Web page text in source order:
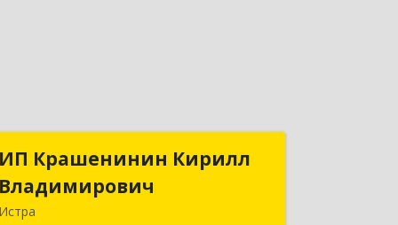
ИП Крашенинин Кирилл
Владимирович
Истра
ИП Крашенинин Кирилл
Владимирович